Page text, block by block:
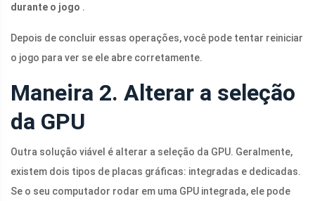
durante o jogo .
Depois de concluir essas operações, você pode tentar reiniciar
o jogo para ver se ele abre corretamente.
Maneira 2. Alterar a seleção
da GPU
Outra solução viável é alterar a seleção da GPU. Geralmente,
existem dois tipos de placas gráficas: integradas e dedicadas.
Se o seu computador rodar em uma GPU integrada, ele pode